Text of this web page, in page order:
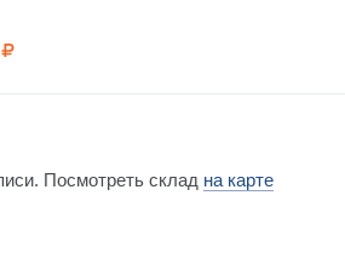
Посмотреть склад на карте